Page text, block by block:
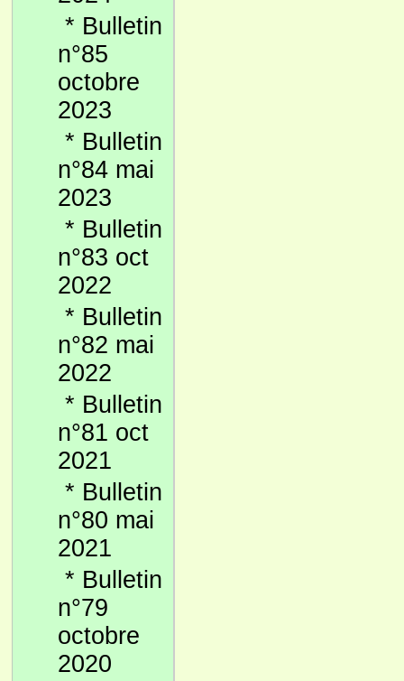
* Bulletin
n°85
octobre
2023
* Bulletin
n°84 mai
2023
* Bulletin
n°83 oct
2022
* Bulletin
n°82 mai
2022
* Bulletin
n°81 oct
2021
* Bulletin
n°80 mai
2021
* Bulletin
n°79
octobre
2020